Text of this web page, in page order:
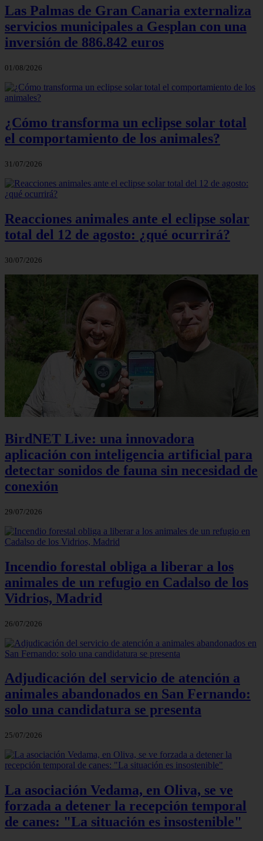
Las Palmas de Gran Canaria externaliza
servicios municipales a Gesplan con una
inversión de 886.842 euros
01/08/2026
¿Cómo transforma un eclipse solar total
el comportamiento de los animales?
31/07/2026
Reacciones animales ante el eclipse solar
total del 12 de agosto: ¿qué ocurrirá?
30/07/2026
BirdNET Live: una innovadora
aplicación con inteligencia artificial para
detectar sonidos de fauna sin necesidad de
conexión
29/07/2026
Incendio forestal obliga a liberar a los
animales de un refugio en Cadalso de los
Vidrios, Madrid
26/07/2026
Adjudicación del servicio de atención a
animales abandonados en San Fernando:
solo una candidatura se presenta
25/07/2026
La asociación Vedama, en Oliva, se ve
forzada a detener la recepción temporal
de canes: "La situación es insostenible"